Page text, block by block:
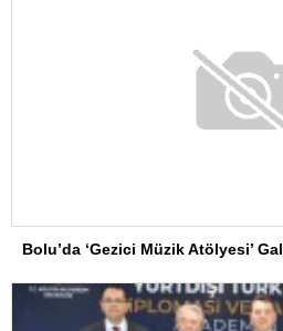
Bolu’da ‘Gezici Müzik Atölyesi’